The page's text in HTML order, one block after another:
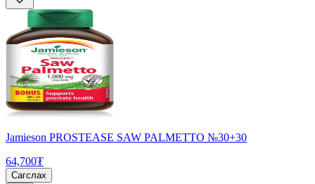
Jamieson PROSTEASE SAW PALMETTO №30+30
64,700₮
Сагслах